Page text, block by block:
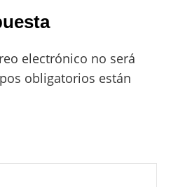
electrónico no será
obligatorios están